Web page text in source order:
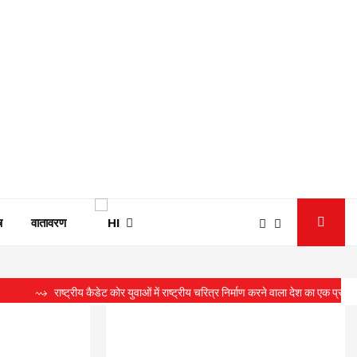
वातावरण
कैडेट कोर युवाओं में राष्ट्रीय चरित्र निर्माण करने वाला देश का एक प्रतिष्ठित संगठन